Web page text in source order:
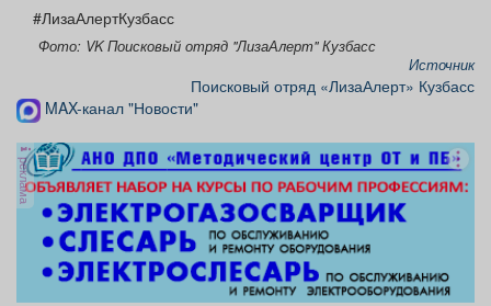
#ЛизаАлертКузбасс
Фото: VK Поисковый отряд "ЛизаАлерт" Кузбасс
Источник
Поисковый отряд «ЛизаАлерт» Кузбасс
MAX-канал "Новости"
реклама